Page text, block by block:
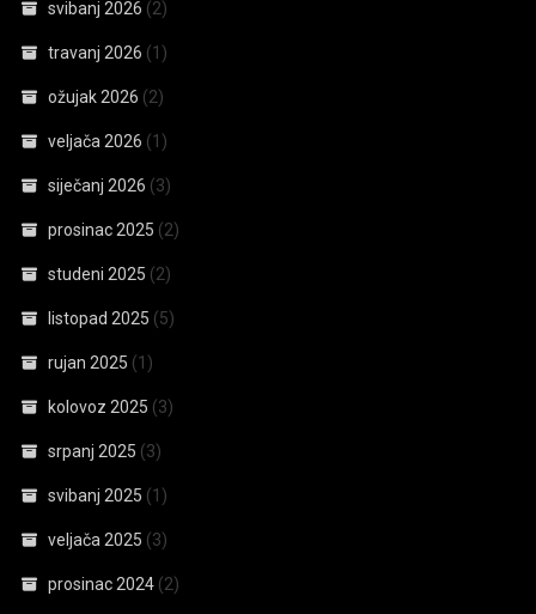
svibanj 2026 (2)
travanj 2026 (1)
ožujak 2026 (2)
veljača 2026 (1)
siječanj 2026 (3)
prosinac 2025 (2)
studeni 2025 (2)
listopad 2025 (5)
rujan 2025 (1)
kolovoz 2025 (3)
srpanj 2025 (3)
svibanj 2025 (1)
veljača 2025 (3)
prosinac 2024 (2)